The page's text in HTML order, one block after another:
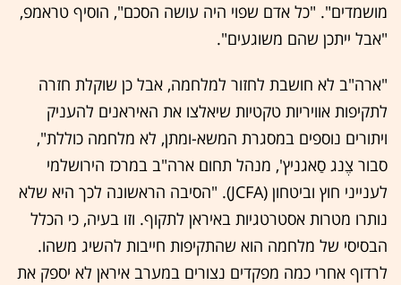
מושמדים". "כל אדם שפוי היה עושה הסכם", הוסיף טראמפ,
"אבל ייתכן שהם משוגעים".
"ארה"ב לא חושבת לחזור למלחמה, אבל כן שוקלת חזרה
לתקיפות אוויריות טקטיות שיאלצו את האיראנים להעניק
ויתורים נוספים במסגרת המשא-ומתן, לא מלחמה כוללת",
סבור צֶנג סַאגניץ', מנהל תחום ארה"ב במרכז הירושלמי
לענייני חוץ וביטחון (JCFA). "הסיבה הראשונה לכך היא שלא
נותרו מטרות אסטרטגיות באיראן לתקוף. וזו בעיה, כי הכלל
הבסיסי של מלחמה הוא שהתקיפות חייבות להשיג משהו.
לרדוף אחרי כמה מפקדים נצורים במערב איראן לא יספק את